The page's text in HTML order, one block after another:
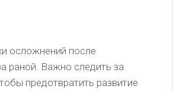
осложнений после
раной. Важно следить за
предотвратить развитие